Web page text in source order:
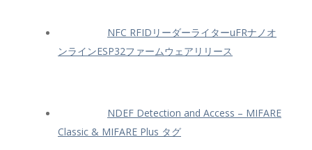
NFC RFIDリーダーライターuFRナノオ
ンラインESP32ファームウェアリリース
NDEF Detection and Access – MIFARE
Classic & MIFARE Plus タグ